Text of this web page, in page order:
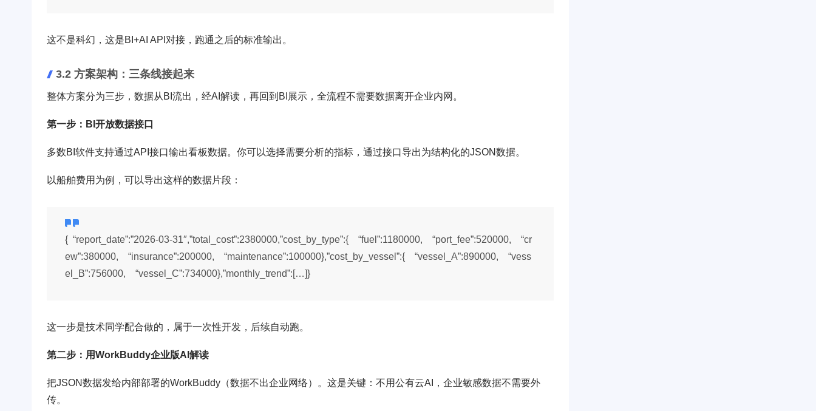
这不是科幻，这是BI+AI API对接，跑通之后的标准输出。
3.2 方案架构：三条线接起来
整体方案分为三步，数据从BI流出，经AI解读，再回到BI展示，全流程不需要数据离开企业内网。
第一步：BI开放数据接口
多数BI软件支持通过API接口输出看板数据。你可以选择需要分析的指标，通过接口导出为结构化的JSON数据。
以船舶费用为例，可以导出这样的数据片段：
{ “report_date”:”2026-03-31″,”total_cost”:2380000,”cost_by_type”:{ “fuel”:1180000, “port_fee”:520000, “cr
ew”:380000, “insurance”:200000, “maintenance”:100000},”cost_by_vessel”:{ “vessel_A”:890000, “vess
el_B”:756000, “vessel_C”:734000},”monthly_trend”:[…]}
这一步是技术同学配合做的，属于一次性开发，后续自动跑。
第二步：用WorkBuddy企业版AI解读
把JSON数据发给内部部署的WorkBuddy（数据不出企业网络）。这是关键：不用公有云AI，企业敏感数据不需要外
传。